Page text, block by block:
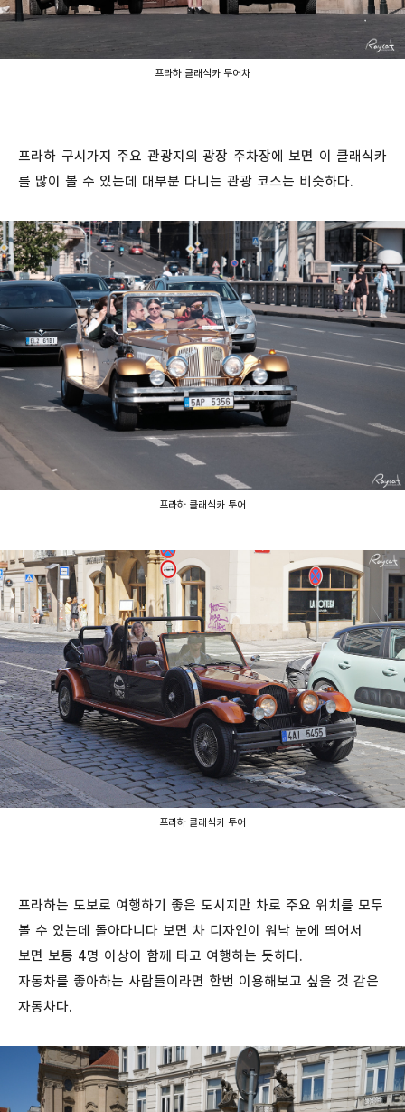
프라하 클래식카 투어차
프라하 구시가지 주요 관광지의 광장 주차장에 보면 이 클래식카
를 많이 볼 수 있는데 대부분 다니는 관광 코스는 비슷하다.
프라하 클래식카 투어
프라하 클래식카 투어
프라하는 도보로 여행하기 좋은 도시지만 차로 주요 위치를 모두
볼 수 있는데 돌아다니다 보면 차 디자인이 워낙 눈에 띄어서
보면 보통 4명 이상이 함께 타고 여행하는 듯하다.
자동차를 좋아하는 사람들이라면 한번 이용해보고 싶을 것 같은
자동차다.